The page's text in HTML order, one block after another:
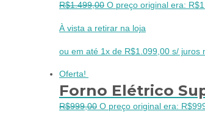
R$1.499,00 O preço original era:
À vista a retirar na loja
ou em até 1x de R$1.099,00 s/ juros
Oferta!
Forno Elétrico
R$999,00 O preço original era: